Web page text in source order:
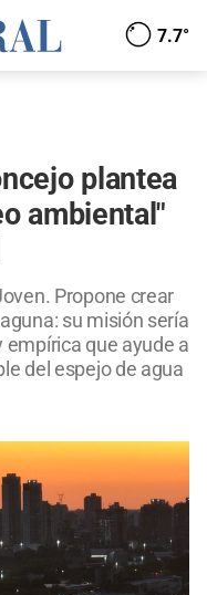
7.7°
plantea
ambiental"
Propone crear
su misión sería
que ayude a
del espejo de agua